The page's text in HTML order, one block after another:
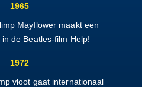
1965
Mayflower maakt een
de Beatles-film Help!
1972
vloot gaat internationaal